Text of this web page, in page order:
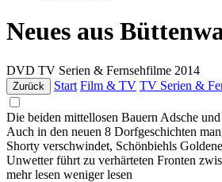
Neues aus
DVD TV Serien & Fernsehfilme 2014
Zurück Start Film & TV TV Serien &
Die beiden mittellosen Bauern Adsche
Auch in den neuen 8 Dorfgeschichten
Shorty verschwindet, Schönbiehls
Unwetter führt zu verhärteten Fronten
mehr lesen weniger lesen